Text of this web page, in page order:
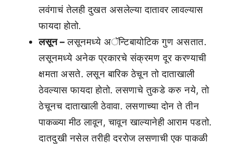
लवंगाचं तेलही दुखत असलेल्या दातावर लावल्यास
फायदा होतो.
लसून –लसूनमध्ये अॅन्टिबायोटिक गुण असतात.
लसूनमध्ये अनेक प्रकारचे संक्रमण दूर करण्याची
क्षमता असते. लसून बारिक ठेचून तो दाताखाली
ठेवल्यास फायदा होतो. लसणाचे तुकडे करु नये, तो
ठेचूनच दाताखाली ठेवावा. लसणाच्या दोन ते तीन
पाकळ्या मीठ लावून, चावून खाल्यानेही आराम पडतो.
दातदुखी नसेल तरीही दररोज लसणाची एक पाकळी